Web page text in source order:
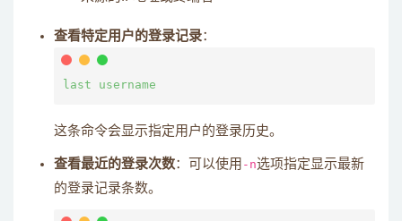
查看特定用户的登录记录：
这条命令会显示指定用户的登录历史。
查看最近的登录次数：可以使用 -n选项指定显示最新
的登录记录条数。